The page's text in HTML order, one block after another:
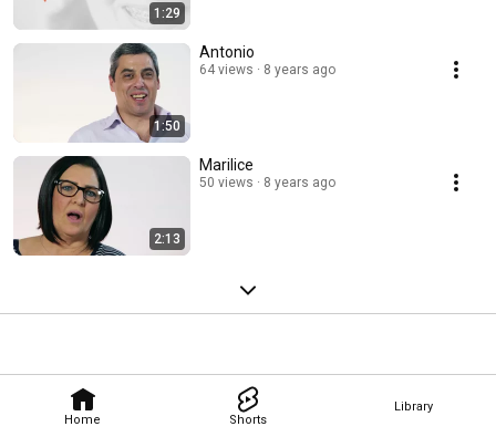
Home Shorts
Library
1:29
1:50
Antonio
64 views 8 years ago
2:13
Marilice
50 views 8 years ago